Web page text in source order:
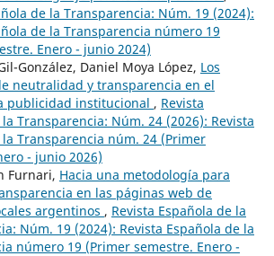
de la Transparencia: Núm. 19 (2024):
de la Transparencia número 19
Enero - junio 2024)
González, Daniel Moya López, Los
neutralidad y transparencia en el
publicidad institucional , Revista
Transparencia: Núm. 24 (2026): Revista
la Transparencia núm. 24 (Primer
- junio 2026)
Furnari, Hacia una metodología para
en las páginas web de
argentinos , Revista Española de la
Núm. 19 (2024): Revista Española de la
número 19 (Primer semestre. Enero -